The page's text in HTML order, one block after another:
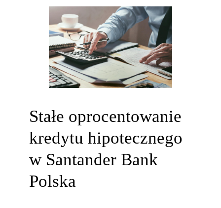
Stałe oprocentowanie
kredytu hipotecznego
w Santander Bank
Polska